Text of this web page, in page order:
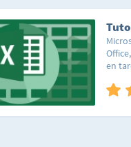
en
lineal